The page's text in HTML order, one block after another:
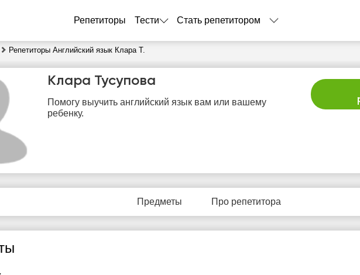
Репетиторы Тести Стать репетитором
Репетиторы Английский язык Клара Т.
Клара Тусупова
Помогу выучить английский язык вам или вашему
ребенку.
Предметы Про репетитора
вс
9
10
11
12
13
14
свободных
Нет
свободных
Нет
свободных
Нет
свободных